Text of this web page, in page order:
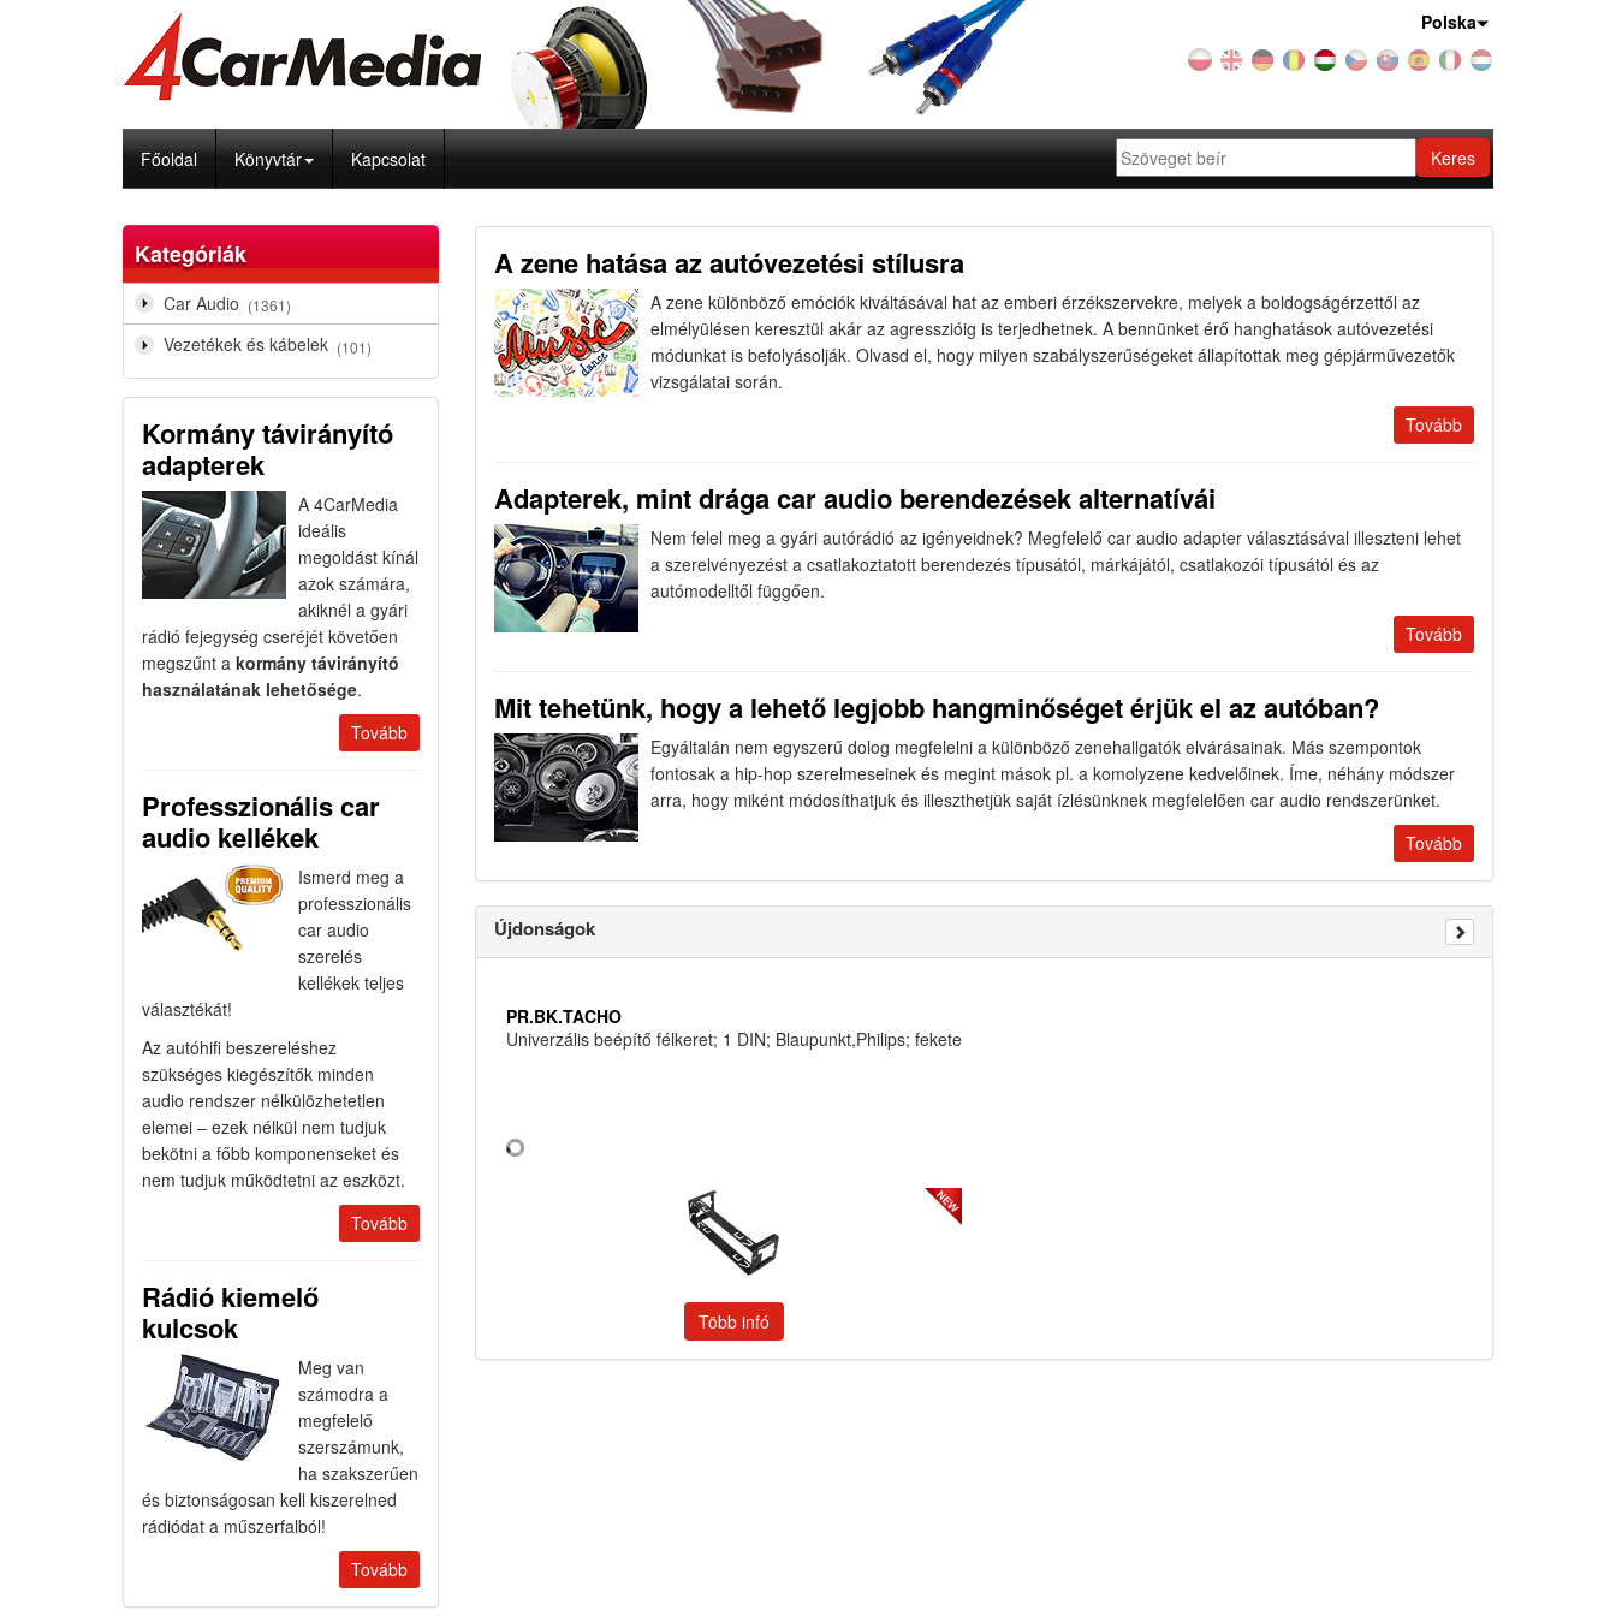
Polska
Főoldal Könyvtár Kapcsolat Keres
Kategóriák
Car Audio (1361)
Vezetékek és kábelek (101)
Kormány távirányító
adapterek
A 4CarMedia
ideális
megoldást kínál
azok számára,
akiknél a gyári
rádió fejegység cseréjét követően
megszűnt a kormány távirányító
használatának lehetősége.
Tovább
Professzionális car
audio kellékek
Ismerd meg a
professzionális
car audio
szerelés
kellékek teljes
választékát!
Az autóhifi beszereléshez
szükséges kiegészítők minden
audio rendszer nélkülözhetetlen
elemei – ezek nélkül nem tudjuk
bekötni a főbb komponenseket és
nem tudjuk működtetni az eszközt.
Tovább
Rádió kiemelő
kulcsok
Meg van
számodra a
megfelelő
szerszámunk,
ha szakszerűen
és biztonságosan kell kiszerelned
rádiódat a műszerfalból!
Tovább
A zene hatása az autóvezetési stílusra
A zene különböző emóciók kiváltásával hat az emberi érzékszervekre, melyek a boldogságérzettől az
elmélyülésen keresztül akár az agresszióig is terjedhetnek. A bennünket érő hanghatások autóvezetési
módunkat is befolyásolják. Olvasd el, hogy milyen szabályszerűségeket állapítottak meg gépjárművezetők
vizsgálatai során.
Tovább
Adapterek, mint drága car audio berendezések alternatívái
Nem felel meg a gyári autórádió az igényeidnek? Megfelelő car audio adapter választásával illeszteni lehet
a szerelvényezést a csatlakoztatott berendezés típusától, márkájától, csatlakozói típusától és az
autómodelltől függően.
Tovább
Mit tehetünk, hogy a lehető legjobb hangminőséget érjük el az autóban?
Egyáltalán nem egyszerű dolog megfelelni a különböző zenehallgatók elvárásainak. Más szempontok
fontosak a hip-hop szerelmeseinek és megint mások pl. a komolyzene kedvelőinek. Íme, néhány módszer
arra, hogy miként módosíthatjuk és illeszthetjük saját ízlésünknek megfelelően car audio rendszerünket.
Tovább
Újdonságok
PR.BK.TACHO
Univerzális beépítő félkeret; 1 DIN; Blaupunkt,Philips; fekete
Több infó